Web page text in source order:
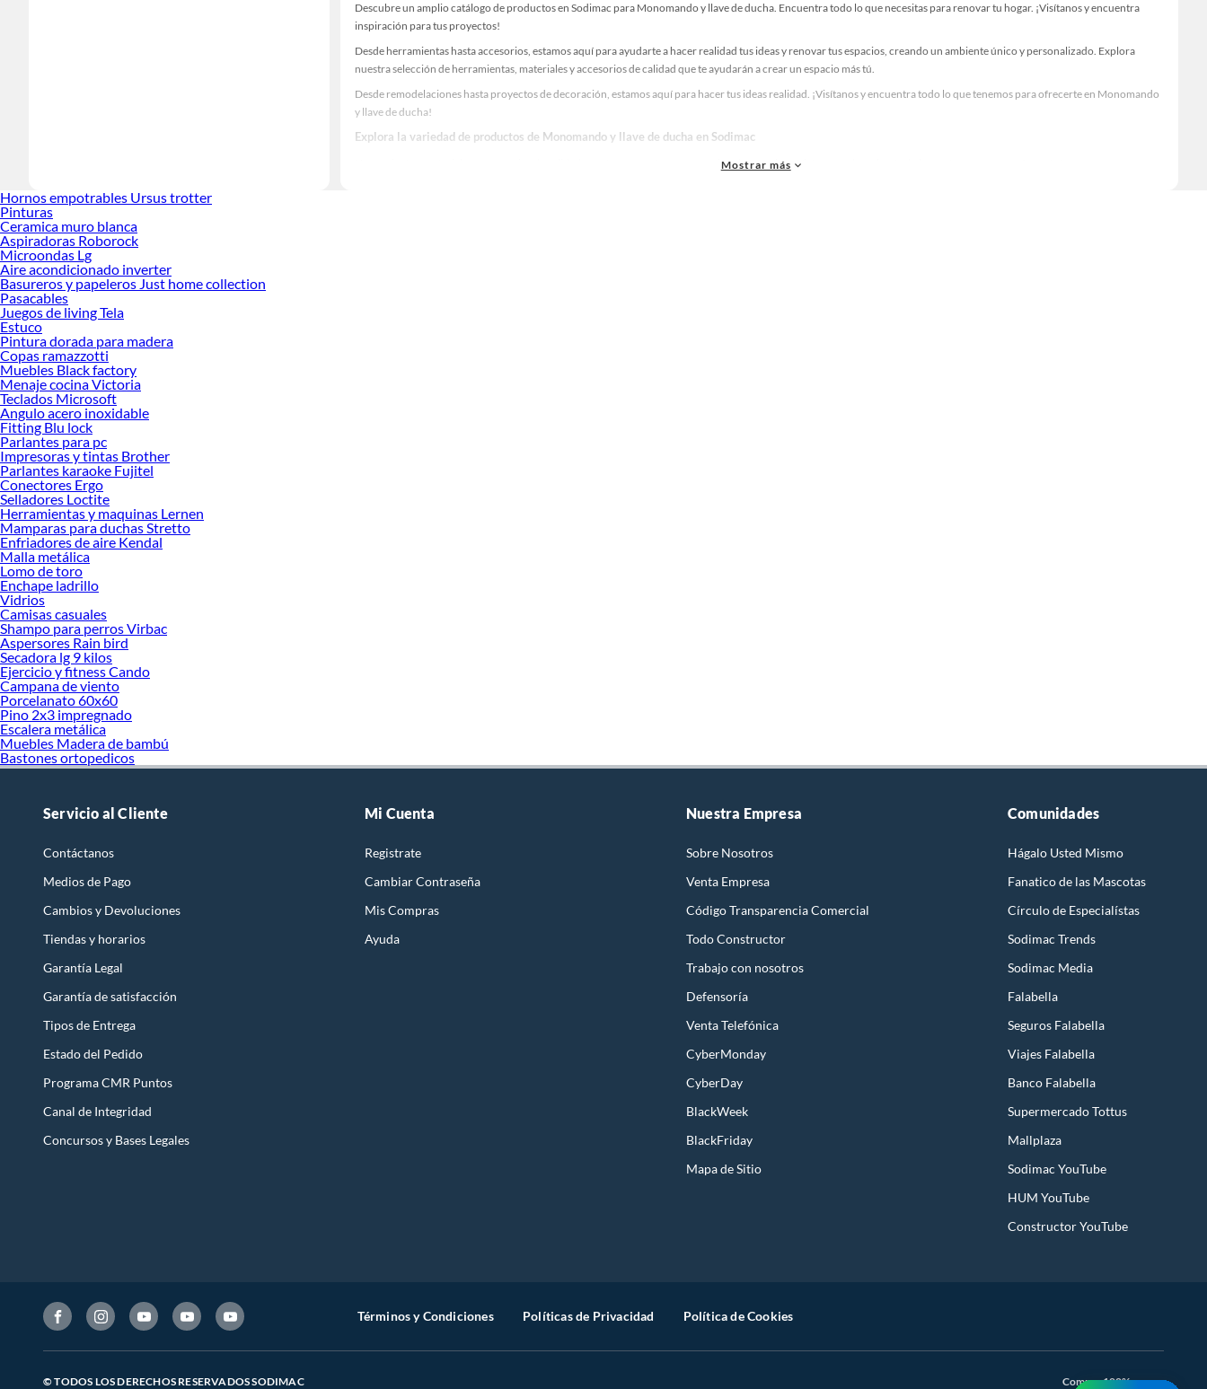
Descubre un amplio catálogo de productos en Sodimac para Monomando y llave de ducha. Encuentra todo lo que necesitas para renovar tu hogar. ¡Visítanos y encuentra
inspiración para tus proyectos!
Desde herramientas hasta accesorios, estamos aquí para ayudarte a hacer realidad tus ideas y renovar tus espacios, creando un ambiente único y personalizado. Explora
nuestra selección de herramientas, materiales y accesorios de calidad que te ayudarán a crear un espacio más tú.
Desde remodelaciones hasta proyectos de decoración, estamos aquí para hacer tus ideas realidad. ¡Visítanos y encuentra todo lo que tenemos para ofrecerte en Monomando
y llave de ducha!
Explora la variedad de productos de Monomando y llave de ducha en Sodimac
Herramientas, materiales y accesorios de calidad para tus proyectos y renovación de espacios. ¡Visítanos y descubre todo lo que tenemos para ofrecerte!
Mostrar más
Hornos empotrables Ursus trotter
Pinturas
Ceramica muro blanca
Aspiradoras Roborock
Microondas Lg
Aire acondicionado inverter
Basureros y papeleros Just home collection
Pasacables
Juegos de living Tela
Estuco
Pintura dorada para madera
Copas ramazzotti
Muebles Black factory
Menaje cocina Victoria
Teclados Microsoft
Angulo acero inoxidable
Fitting Blu lock
Parlantes para pc
Impresoras y tintas Brother
Parlantes karaoke Fujitel
Conectores Ergo
Selladores Loctite
Herramientas y maquinas Lernen
Mamparas para duchas Stretto
Enfriadores de aire Kendal
Malla metálica
Lomo de toro
Enchape ladrillo
Vidrios
Camisas casuales
Shampo para perros Virbac
Aspersores Rain bird
Secadora lg 9 kilos
Ejercicio y fitness Cando
Campana de viento
Porcelanato 60x60
Pino 2x3 impregnado
Escalera metálica
Muebles Madera de bambú
Bastones ortopedicos
Servicio al Cliente
Contáctanos
Medios de Pago
Cambios y Devoluciones
Tiendas y horarios
Garantía Legal
Garantía de satisfacción
Tipos de Entrega
Estado del Pedido
Programa CMR Puntos
Canal de Integridad
Concursos y Bases Legales
Mi Cuenta
Registrate
Cambiar Contraseña
Mis Compras
Ayuda
Nuestra Empresa
Sobre Nosotros
Venta Empresa
Código Transparencia Comercial
Todo Constructor
Trabajo con nosotros
Defensoría
Venta Telefónica
CyberMonday
CyberDay
BlackWeek
BlackFriday
Mapa de Sitio
Comunidades
Hágalo Usted Mismo
Fanatico de las Mascotas
Círculo de Especialístas
Sodimac Trends
Sodimac Media
Falabella
Seguros Falabella
Viajes Falabella
Banco Falabella
Supermercado Tottus
Mallplaza
Sodimac YouTube
HUM YouTube
Constructor YouTube
Términos y Condiciones Políticas de Privacidad Política de Cookies
© TODOS LOS DERECHOS RESERVADOS SODIMAC Compra 100% segura